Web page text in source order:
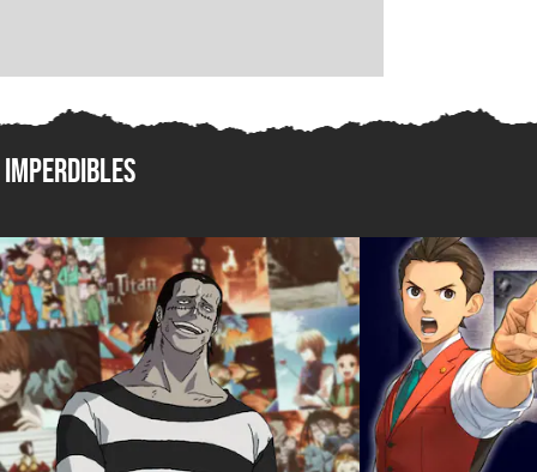
Imperdibles